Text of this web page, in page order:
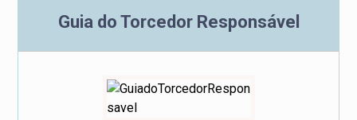
Guia do Torcedor Responsável